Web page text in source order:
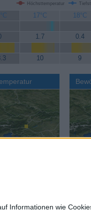
Informationen wie
Höchsttemperatur
17°C 18°C
1.7 0.4
10 9